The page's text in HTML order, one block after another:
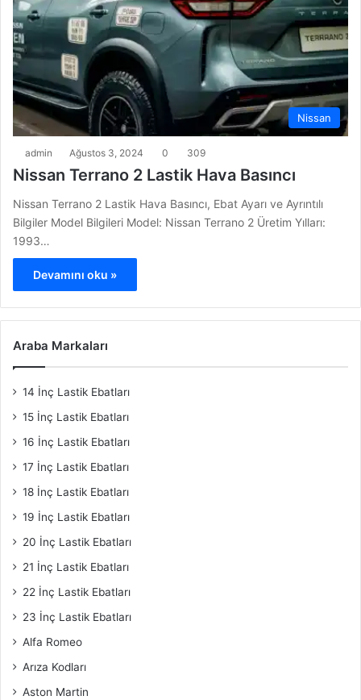
Nissan
admin Ağustos 3, 2024 0 309
Nissan Terrano 2 Lastik Hava Basıncı
Nissan Terrano 2 Lastik Hava Basıncı, Ebat Ayarı ve Ayrıntılı
Bilgiler Model Bilgileri Model: Nissan Terrano 2 Üretim Yılları:
1993…
Devamını oku »
Araba Markaları
14 İnç Lastik Ebatları
15 İnç Lastik Ebatları
16 İnç Lastik Ebatları
17 İnç Lastik Ebatları
18 İnç Lastik Ebatları
19 İnç Lastik Ebatları
20 İnç Lastik Ebatları
21 İnç Lastik Ebatları
22 İnç Lastik Ebatları
23 İnç Lastik Ebatları
Alfa Romeo
Arıza Kodları
Aston Martin